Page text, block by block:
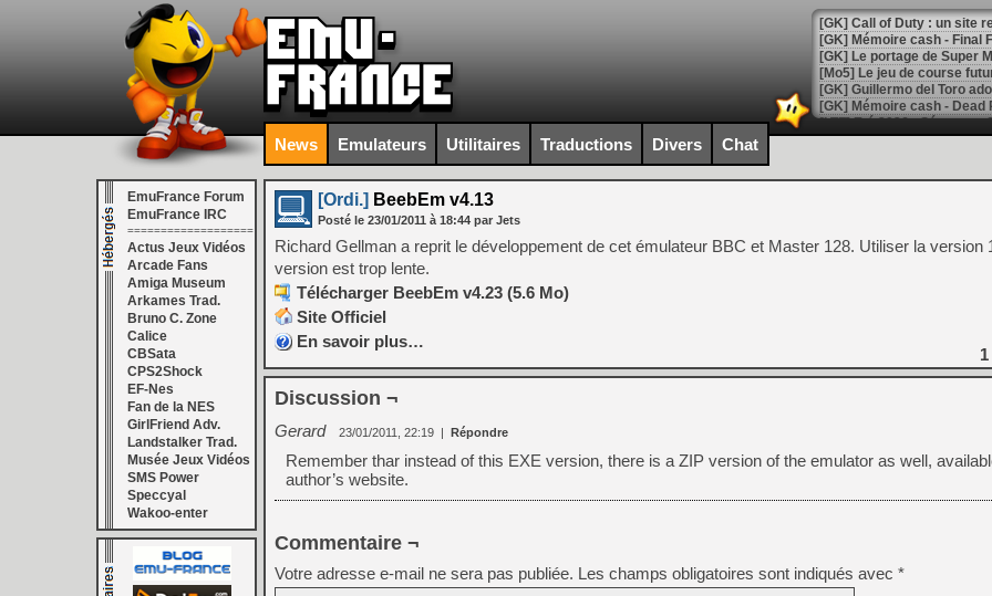
[GK] Le portage de Super
[Mo5] Le jeu de course
[GK] Guillermo del Toro
[LTF] Eté 2026 - Séquence
[GK] Mistfall Hunter :
[GK] Wo Long 2 évolue
[GK] Crossfire : un TPS à
[LS] [PS5] Premiers
[Mo5] DOOM arrive en
[GK] Bethesda fête les 30
[GK] Roblox : l'action en
[GK] Agenda - GeForce
[LS] [PS5] ps5-y2jb-
[GK] Pourquoi Marvel
[GK] GTA 6 : Rockstar
[GK] Hot Wheels Infinite
[GK] Mémoire cash -
[GK] Résultats Nintendo :
News Emulateurs Utilitaires Traductions Divers Chat
EmuFrance Forum
EmuFrance IRC
===================
Actus Jeux Vidéos
Arcade Fans
Amiga Museum
Arkames Trad.
Bruno C. Zone
Calice
CBSata
CPS2Shock
EF-Nes
Fan de la NES
GirlFriend Adv.
Landstalker Trad.
Musée Jeux Vidéos
SMS Power
Speccyal
Wakoo-enter
[Ordi.] BeebEm v4.13
Posté le 23/01/2011 à 18:44 par Jets
Richard Gellman a reprit le développement de cet émulateur BBC et Master 128. Utiliser la version
version est trop lente.
Télécharger BeebEm v4.23 (5.6 Mo)
Site Officiel
En savoir plus…
1
Discussion ¬
Gerard 23/01/2011, 22:19 | Répondre
Remember thar instead of this EXE version, there is a ZIP version of the emulator as well,
author’s website.
Commentaire ¬
Votre adresse e-mail ne sera pas publiée. Les champs obligatoires sont indiqués avec *